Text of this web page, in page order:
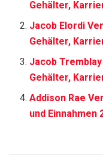
Gehälter,
Jacob Elordi
Gehälter,
Jacob
Gehälter,
Addison Rae
und Einnahmen